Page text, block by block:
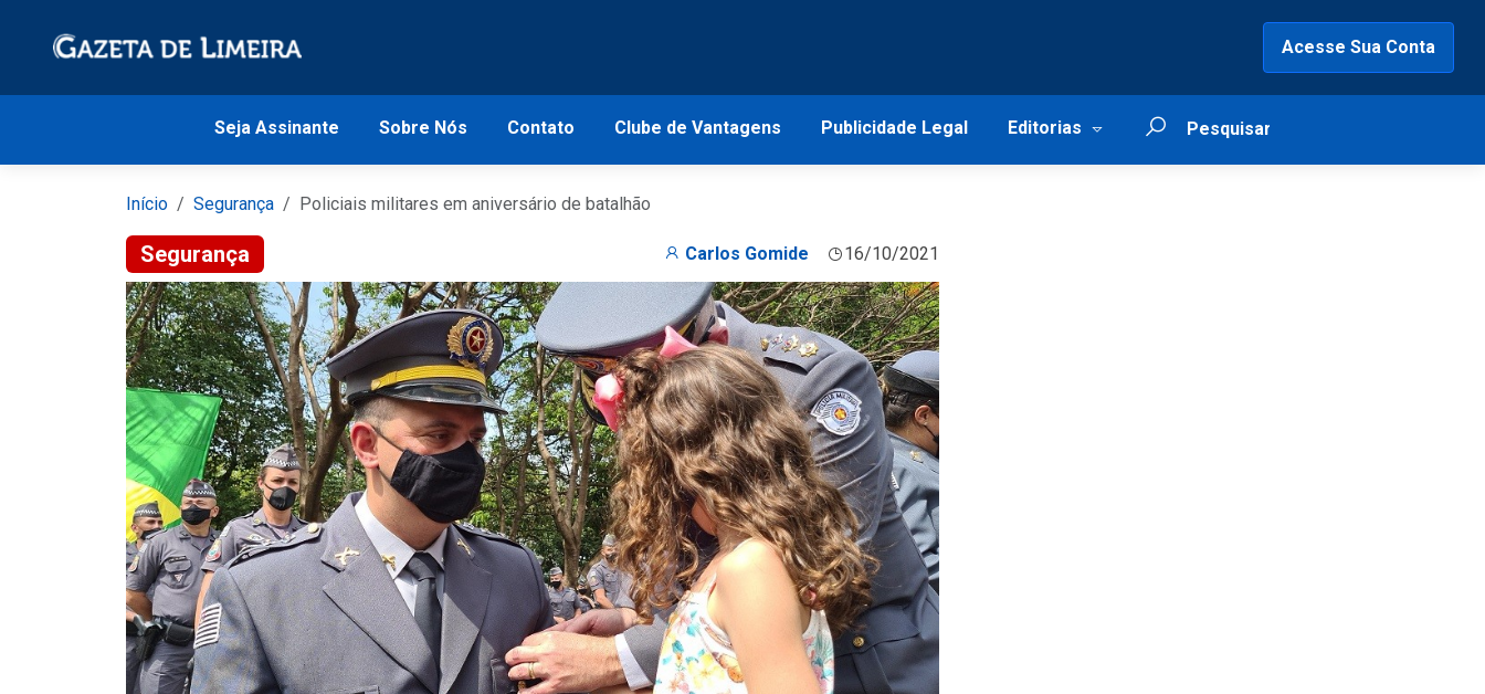
Acesse Sua Conta
Seja Assinante Sobre Nós Contato Clube de Vantagens Publicidade Legal Editorias
Início Segurança Policiais militares em aniversário de batalhão
Segurança Carlos Gomide 16/10/2021